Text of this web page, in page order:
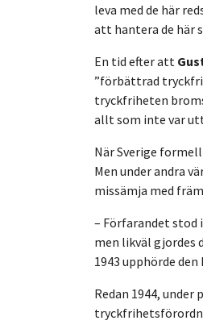
leva med de här
att hantera de här
En tid efter att
”förbättrad
tryckfriheten
allt som inte var
När Sverige
Men under andra
missämja med
– Förfarandet stod
men likväl gjordes
1943 upphörde
Redan 1944,